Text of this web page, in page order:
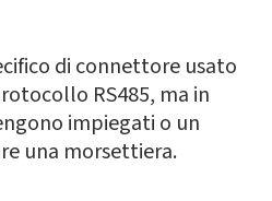
di connettore usato
RS485, ma in
impiegati o un
una morsettiera.